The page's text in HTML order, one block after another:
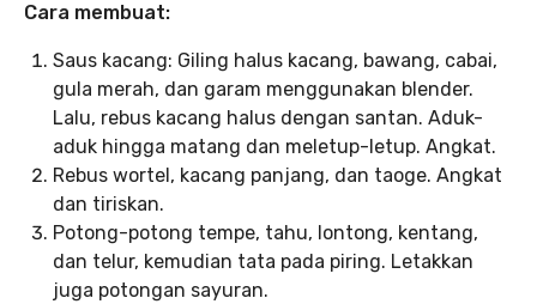
Cara membuat:
Saus kacang: Giling halus kacang, bawang, cabai,
gula merah, dan garam menggunakan blender.
Lalu, rebus kacang halus dengan santan. Aduk-
aduk hingga matang dan meletup-letup. Angkat.
Rebus wortel, kacang panjang, dan taoge. Angkat
dan tiriskan.
Potong-potong tempe, tahu, lontong, kentang,
dan telur, kemudian tata pada piring. Letakkan
juga potongan sayuran.